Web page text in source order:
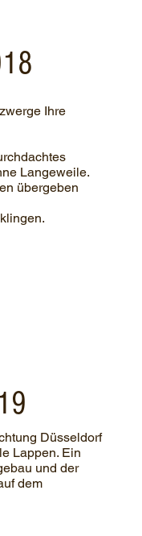
Ihre
Langeweile.
übergeben
Düsseldorf
Lappen. Ein
und der
dem